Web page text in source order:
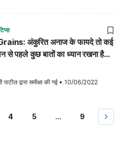
अंकुरित अनाज के फायदे तो कई
से पहले कुछ बातों का ध्यान रखना है
पाटील द्वारा समीक्षा की गई • 10/06/2022
4 5 ... 9